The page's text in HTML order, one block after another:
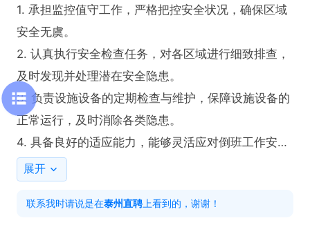
1. 承担监控值守工作，严格把控安全状况，确保区域
安全无虞。
2. 认真执行安全检查任务，对各区域进行细致排查，
及时发现并处理潜在安全隐患。
3. 负责设施设备的定期检查与维护，保障设施设备的
正常运行，及时消除各类隐患。
4. 具备良好的适应能力，能够灵活应对倒班工作安
排。
任职要求：
展开
联系我时请说是在泰州直聘 上看到的，谢谢！